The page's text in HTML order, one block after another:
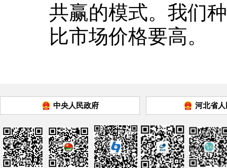
共赢的模式。我们
比市场价格要高。